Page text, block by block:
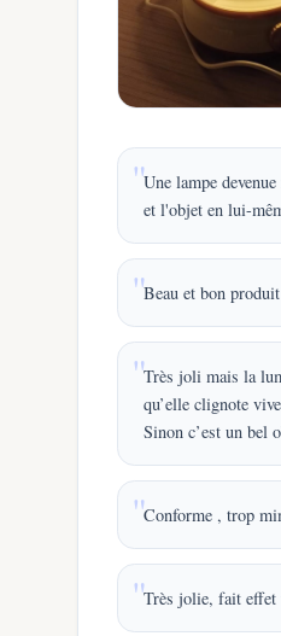
Une lampe
et l'objet en lui-
Beau et bon produit
Très joli mais la
qu’elle clignote
Sinon c’est un bel
Conforme , trop
Très jolie, fait effet